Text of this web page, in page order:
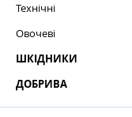
Технічні
Овочеві
ШКІДНИКИ
ДОБРИВА